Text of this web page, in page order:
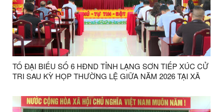
TỔ ĐẠI BIỂU SỐ 6 HĐND TỈNH LẠNG SƠN TIẾP XÚC CỬ
TRI SAU KỲ HỌP THƯỜNG LỆ GIỮA NĂM 2026 TẠI XÃ